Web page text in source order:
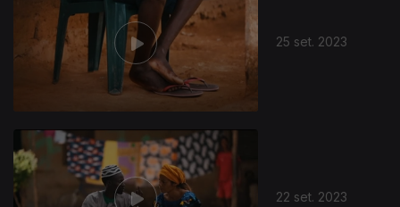
25 set. 2023
22 set. 2023